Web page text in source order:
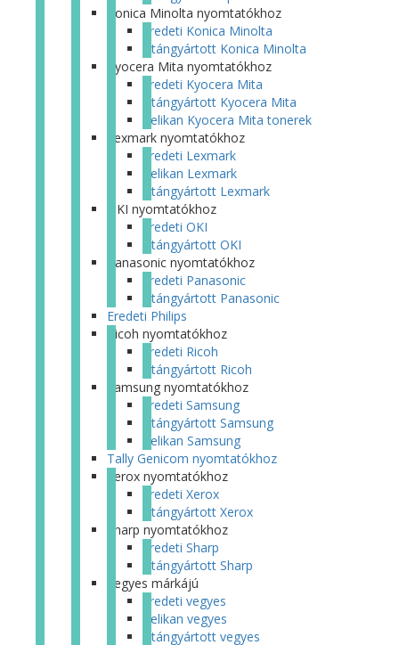
Konica Minolta nyomtatókhoz
Eredeti Konica Minolta
Utángyártott Konica Minolta
Kyocera Mita nyomtatókhoz
Eredeti Kyocera Mita
Utángyártott Kyocera Mita
Pelikan Kyocera Mita tonerek
Lexmark nyomtatókhoz
Eredeti Lexmark
Pelikan Lexmark
Utángyártott Lexmark
OKI nyomtatókhoz
Eredeti OKI
Utángyártott OKI
Panasonic nyomtatókhoz
Eredeti Panasonic
Utángyártott Panasonic
Eredeti Philips
Ricoh nyomtatókhoz
Eredeti Ricoh
Utángyártott Ricoh
Samsung nyomtatókhoz
Eredeti Samsung
Utángyártott Samsung
Pelikan Samsung
Tally Genicom nyomtatókhoz
Xerox nyomtatókhoz
Eredeti Xerox
Utángyártott Xerox
Sharp nyomtatókhoz
Eredeti Sharp
Utángyártott Sharp
Vegyes márkájú
Eredeti vegyes
Pelikan vegyes
Utángyártott vegyes